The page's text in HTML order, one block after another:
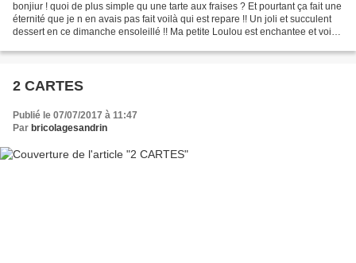
bonjiur ! quoi de plus simple qu une tarte aux fraises ? Et pourtant ça fait une
éternité que je n en avais pas fait voilà qui est repare !! Un joli et succulent
dessert en ce dimanche ensoleillé !! Ma petite Loulou est enchantee et voici
2 CARTES
Publié le 07/07/2017 à 11:47
Par bricolagesandrin